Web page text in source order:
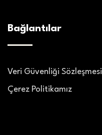
Bağlantılar
Veri Güvenliği Sözleşmesi
Çerez Politikamız